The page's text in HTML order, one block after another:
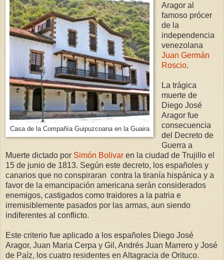
Casa de la Compañía Guipuzcoana en la Guaira
Aragor al
famoso prócer
de la
independencia
venezolana
Juan Germán
Roscio.
La trágica
muerte de
Diego José
Aragor fue
consecuencia
del Decreto de
Guerra a
Muerte dictado por Simón Bolivar en la ciudad de Trujillo el
15 de junio de 1813. Según este decreto, los españoles y
canarios que no conspiraran contra la tiranía hispánica y a
favor de la emancipación americana serán considerados
enemigos, castigados como traidores a la patria e
irremisiblemente pasados por las armas, aun siendo
indiferentes al conflicto.
Este criterio fue aplicado a los españoles Diego José
Aragor, Juan Maria Cerpa y Gil, Andrés Juan Marrero y José
de Paíz, los cuatro residentes en Altagracia de Orituco.